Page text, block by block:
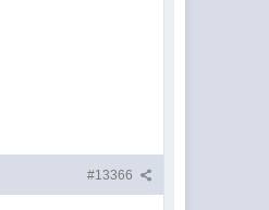
#13366